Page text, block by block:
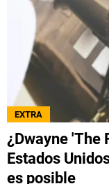
EXTRA
¿Dwayne 'The
Estados
es posible